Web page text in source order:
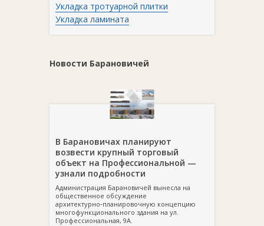
Укладка тротуарной плитки
Укладка ламината
Новости Барановичей
В Барановичах планируют
возвести крупный торговый
объект на Профессиональной —
узнали подробности
Администрация Барановичей вынесла на
общественное обсуждение
архитектурно‑планировочную концепцию
многофункционального здания на ул.
Профессиональная, 9А.